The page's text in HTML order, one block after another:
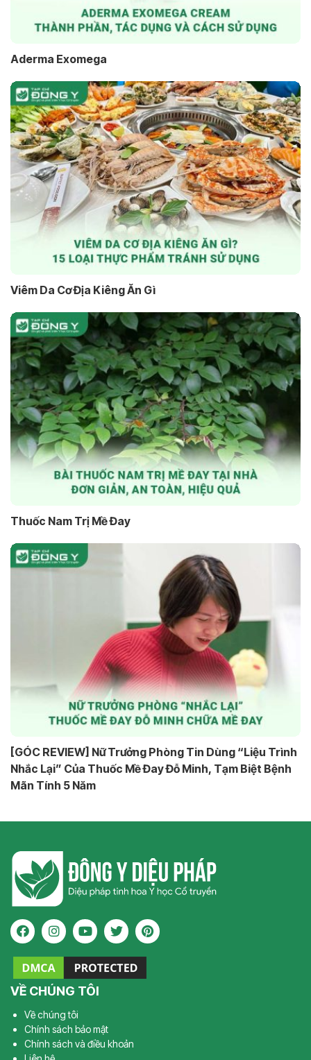
Aderma Exomega
Viêm Da Cơ Địa Kiêng Ăn Gì
Thuốc Nam Trị Mề Đay
[GÓC REVIEW] Nữ Trưởng Phòng Tin Dùng “Liệu Trình
Nhắc Lại” Của Thuốc Mề Đay Đỗ Minh, Tạm Biệt Bệnh
Mãn Tính 5 Năm
VỀ CHÚNG TÔI
Về chúng tôi
Chính sách bảo mật
Chính sách và điều khoản